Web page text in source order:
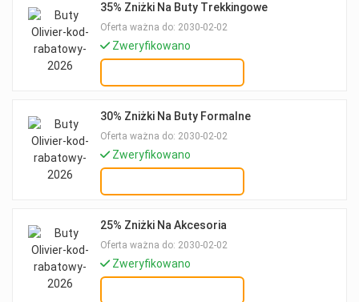
35% Zniżki Na Buty Trekkingowe
Oferta ważna do: 2030-02-02
Zweryfikowano
30% Zniżki Na Buty Formalne
Oferta ważna do: 2030-02-02
Zweryfikowano
25% Zniżki Na Akcesoria
Oferta ważna do: 2030-02-02
Zweryfikowano